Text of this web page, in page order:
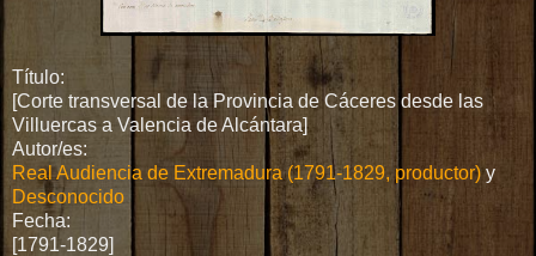
Título:
[Corte transversal de la Provincia de Cáceres desde las
Villuercas a Valencia de Alcántara]
Autor/es:
Real Audiencia de Extremadura (1791-1829, productor)y
Desconocido
Fecha:
[1791-1829]